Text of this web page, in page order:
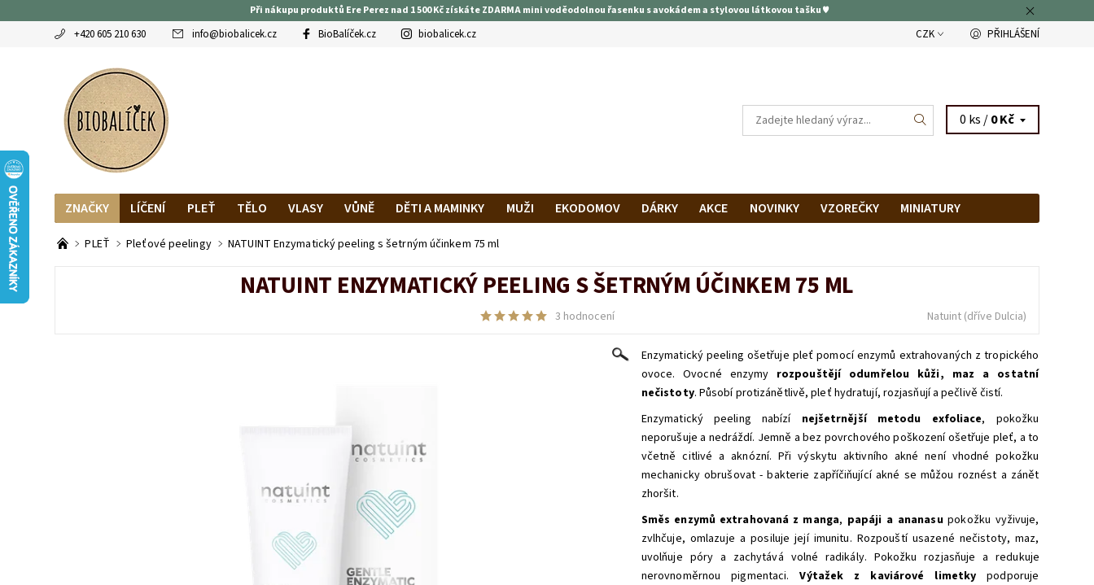
Při nákupu produktů Ere Perez nad 1 500 Kč získáte ZDARMA mini voděodolnou řasenku s avokádem a stylovou látkovou tašku ♥
+420 605 210 630 info@biobalicek.cz BioBalíček.cz biobalicek.cz CZK PŘIHLÁŠENÍ
0 ks /0 Kč
ZNAČKY LÍČENÍ PLEŤ TĚLO VLASY VŮNĚ DĚTI A MAMINKY MUŽI EKODOMOV DÁRKY AKCE NOVINKY VZOREČKY
MINIATURY
OBLÍBENCI
MAGAZÍN RECENZE BLOGEREK DOPRAVA A PLATBA HODNOCENÍ OBCHODU
PLEŤ Pleťové peelingy NATUINT Enzymatický peeling s šetrným účinkem 75 ml
NATUINT ENZYMATICKÝ PEELING S ŠETRNÝM ÚČINKEM 75 ML
3 hodnocení Natuint (dříve Dulcia)
Enzymatický peeling ošetřuje pleť pomocí enzymů extrahovaných z tropického
ovoce. Ovocné enzymy rozpouštějí odumřelou kůži, maz a ostatní
nečistoty. Působí protizánětlivě, pleť hydratují, rozjasňují a pečlivě čistí.
Enzymatický peeling nabízí nejšetrnější metodu exfoliace, pokožku
neporušuje a nedráždí. Jemně a bez povrchového poškození ošetřuje pleť, a to
včetně citlivé a aknózní. Při výskytu aktivního akné není vhodné pokožku
mechanicky obrušovat - bakterie zapříčiňující akné se můžou roznést a zánět
zhoršit.
Směs enzymů extrahovaná z manga, papáji a ananasupokožku vyživuje,
zvlhčuje, omlazuje a posiluje její imunitu. Rozpouští usazené nečistoty, maz,
uvolňuje póry a zachytává volné radikály. Pokožku rozjasňuje a redukuje
nerovnoměrnou pigmentaci.Výtažek z kaviárové limetky podporuje